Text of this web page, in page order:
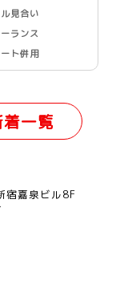
見合い
ランス
ト併用
一覧
嘉泉ビル8F